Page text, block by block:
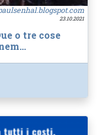
23.10.2021
o tre cose